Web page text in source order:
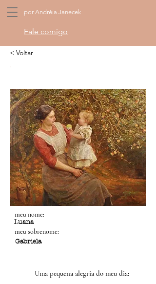
por Andréia Janecek
Fale comigo
< Voltar
meu nome:
Luana
meu sobrenome:
Gabriela
Uma pequena alegria do meu dia: